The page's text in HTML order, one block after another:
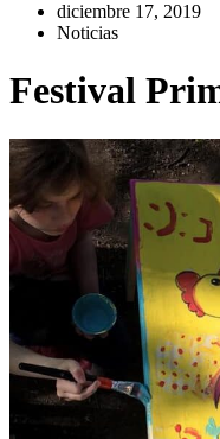
diciembre 17, 2019
Noticias
Festival